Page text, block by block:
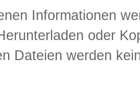
Informationen
oder
Dateien werden